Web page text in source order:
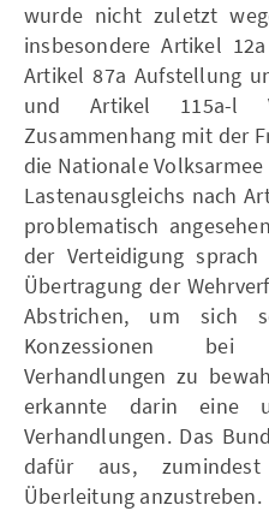
wurde nicht zuletzt
insbesondere Artikel
Artikel 87a Aufstellung
und Artikel 115a-l
Zusammenhang mit der
die Nationale
Lastenausgleichs nach
problematisch
der Verteidigung
Übertragung der
Abstrichen, um sich
Konzessionen bei
Verhandlungen zu
erkannte darin eine
Verhandlungen. Das
dafür aus,
Überleitung anzustreben.